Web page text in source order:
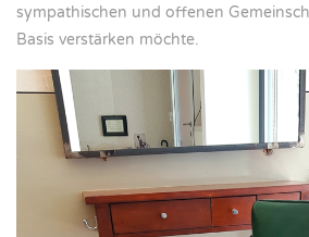
sympathischen und offenen
Basis verstärken möchte.